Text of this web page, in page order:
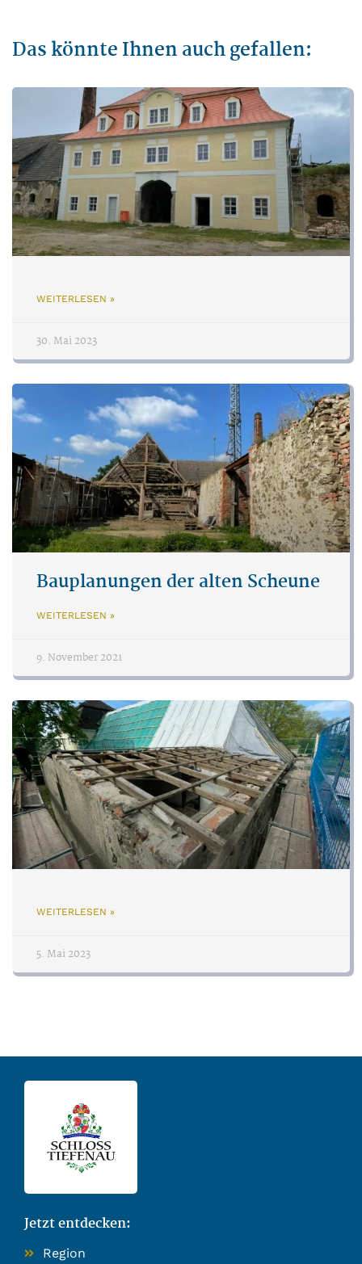
Das könnte Ihnen auch gefallen:
WEITERLESEN »
30. Mai 2023
Bauplanungen der alten Scheune
WEITERLESEN »
9. November 2021
WEITERLESEN »
5. Mai 2023
Jetzt entdecken:
Region